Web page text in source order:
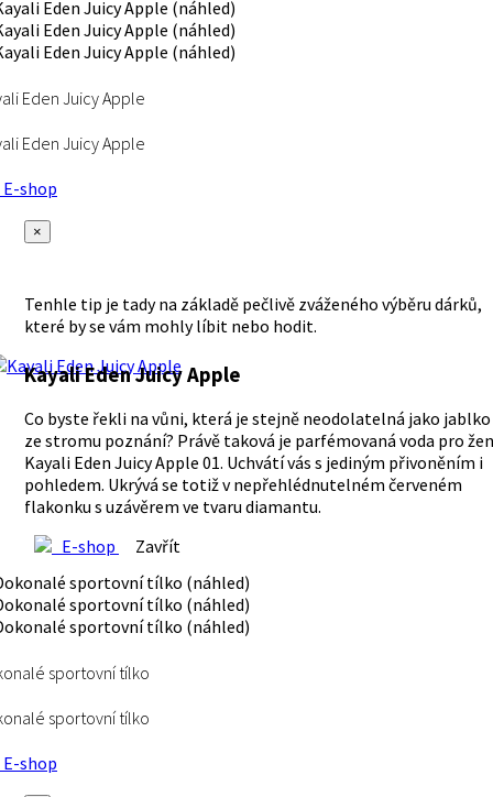
Eden Juicy Apple
Eden Juicy Apple
shop
×
Tenhle tip je tady na základě pečlivě zváženého výběru dárků,
které by se vám mohly líbit nebo hodit.
Kayali Eden Juicy Apple
Co byste řekli na vůni, která je stejně neodolatelná jako jablko
ze stromu poznání? Právě taková je parfémovaná voda pro
Kayali Eden Juicy Apple 01. Uchvátí vás s jediným přivoněním i
pohledem. Ukrývá se totiž v nepřehlédnutelném červeném
flakonku s uzávěrem ve tvaru diamantu.
E-shop
Zavřít
sportovní tílko
sportovní tílko
shop